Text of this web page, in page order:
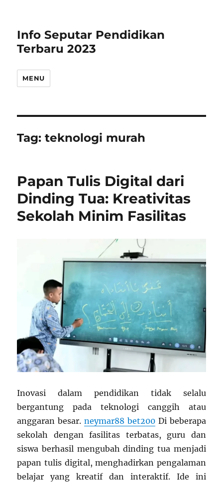
Info Seputar Pendidikan
Terbaru 2023
MENU
Tag:teknologi murah
Papan Tulis Digital dari
Dinding Tua: Kreativitas
Sekolah Minim Fasilitas
Inovasi dalam pendidikan tidak selalu
bergantung pada teknologi canggih atau
anggaran besar.neymar88 bet200Di beberapa
sekolah dengan fasilitas terbatas, guru dan
siswa berhasil mengubah dinding tua menjadi
papan tulis digital, menghadirkan pengalaman
belajar yang kreatif dan interaktif. Ide ini